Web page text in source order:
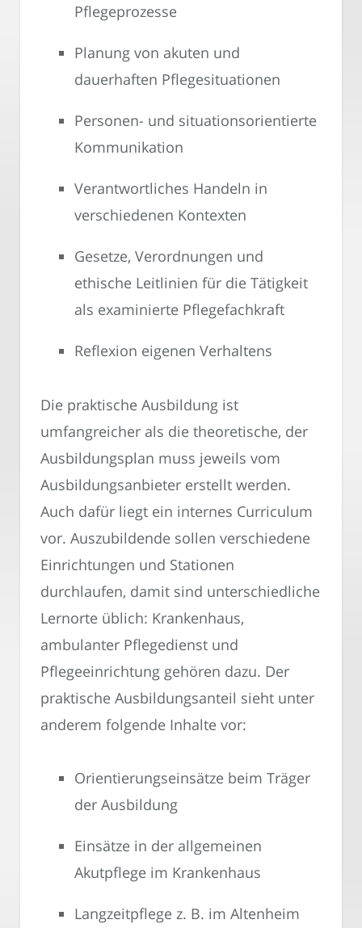
Pflegeprozesse
Planung von akuten und
dauerhaften Pflegesituationen
Personen- und situationsorientierte
Kommunikation
Verantwortliches Handeln in
verschiedenen Kontexten
Gesetze, Verordnungen und
ethische Leitlinien für die Tätigkeit
als examinierte Pflegefachkraft
Reflexion eigenen Verhaltens
Die praktische Ausbildung ist
umfangreicher als die theoretische, der
Ausbildungsplan muss jeweils vom
Ausbildungsanbieter erstellt werden.
Auch dafür liegt ein internes Curriculum
vor. Auszubildende sollen verschiedene
Einrichtungen und Stationen
durchlaufen, damit sind unterschiedliche
Lernorte üblich: Krankenhaus,
ambulanter Pflegedienst und
Pflegeeinrichtung gehören dazu. Der
praktische Ausbildungsanteil sieht unter
anderem folgende Inhalte vor:
Orientierungseinsätze beim Träger
der Ausbildung
Einsätze in der allgemeinen
Akutpflege im Krankenhaus
Langzeitpflege z. B. im Altenheim